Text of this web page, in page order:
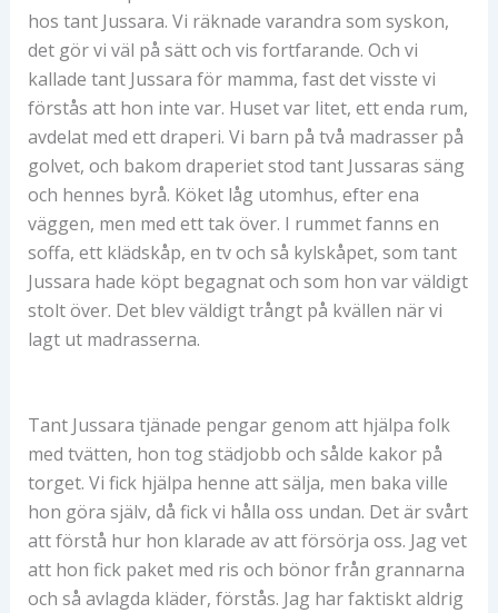
hos tant Jussara. Vi räknade varandra som syskon,
det gör vi väl på sätt och vis fortfarande. Och vi
kallade tant Jussara för mamma, fast det visste vi
förstås att hon inte var. Huset var litet, ett enda rum,
avdelat med ett draperi. Vi barn på två madrasser på
golvet, och bakom draperiet stod tant Jussaras säng
och hennes byrå. Köket låg utomhus, efter ena
väggen, men med ett tak över. I rummet fanns en
soffa, ett klädskåp, en tv och så kylskåpet, som tant
Jussara hade köpt begagnat och som hon var väldigt
stolt över. Det blev väldigt trångt på kvällen när vi
lagt ut madrasserna.
Tant Jussara tjänade pengar genom att hjälpa folk
med tvätten, hon tog städjobb och sålde kakor på
torget. Vi fick hjälpa henne att sälja, men baka ville
hon göra själv, då fick vi hålla oss undan. Det är svårt
att förstå hur hon klarade av att försörja oss. Jag vet
att hon fick paket med ris och bönor från grannarna
och så avlagda kläder, förstås. Jag har faktiskt aldrig